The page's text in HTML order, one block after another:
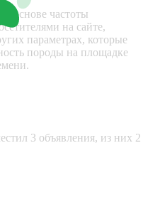
основе частоты
на сайте,
параметрах, которые
породы на площадке
3 объявления, из них 2